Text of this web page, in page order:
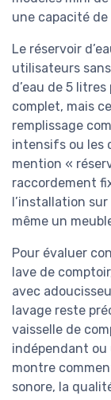
une capacité
Le réservoir
utilisateurs
d’eau de 5
complet, mais
remplissage
intensifs ou les
mention «
raccordement
l’installation
même un
Pour évaluer
lave de
avec
lavage reste
vaisselle de
indépendant ou
montre
sonore, la